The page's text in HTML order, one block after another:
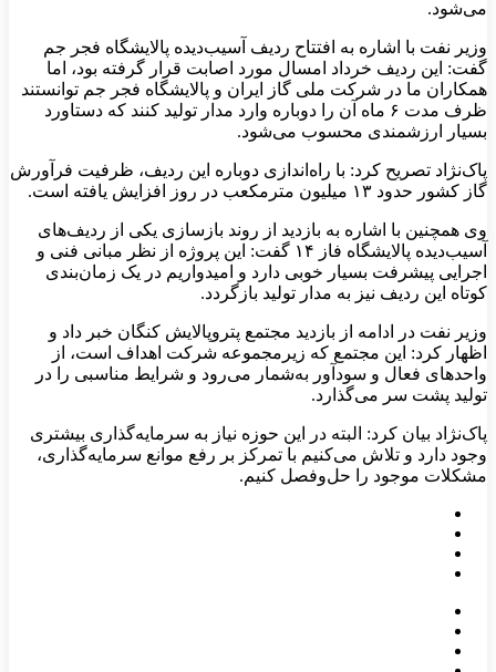
می‌شود.
وزیر نفت با اشاره به افتتاح ردیف آسیب‌دیده پالایشگاه فجر جم
گفت: این ردیف خرداد امسال مورد اصابت قرار گرفته بود، اما
همکاران ما در شرکت ملی گاز ایران و پالایشگاه فجر جم توانستند
ظرف مدت ۶ ماه آن را دوباره وارد مدار تولید کنند که دستاورد
بسیار ارزشمندی محسوب می‌شود.
پاک‌نژاد تصریح کرد: با راه‌اندازی دوباره این ردیف، ظرفیت فرآورش
گاز کشور حدود ۱۳ میلیون مترمکعب در روز افزایش یافته است.
وی همچنین با اشاره به بازدید از روند بازسازی یکی از ردیف‌های
آسیب‌دیده پالایشگاه فاز ۱۴ گفت: این پروژه از نظر مبانی فنی و
اجرایی پیشرفت بسیار خوبی دارد و امیدواریم در یک زمان‌بندی
کوتاه این ردیف نیز به مدار تولید بازگردد.
وزیر نفت در ادامه از بازدید مجتمع پتروپالایش کنگان خبر داد و
اظهار کرد: این مجتمع که زیرمجموعه شرکت اهداف است، از
واحدهای فعال و سودآور به‌شمار می‌رود و شرایط مناسبی را در
تولید پشت سر می‌گذارد.
پاک‌نژاد بیان کرد: البته در این حوزه نیاز به سرمایه‌گذاری بیشتری
وجود دارد و تلاش می‌کنیم با تمرکز بر رفع موانع سرمایه‌گذاری،
مشکلات موجود را حل‌وفصل کنیم.